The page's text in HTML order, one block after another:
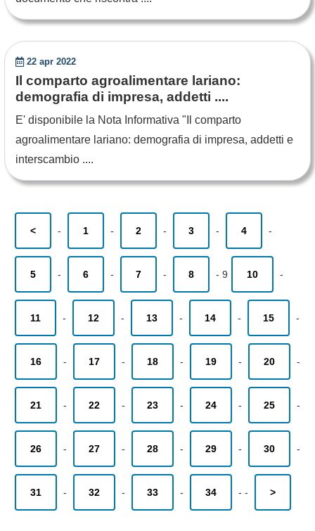
22 apr 2022
Il comparto agroalimentare lariano:
demografia di impresa, addetti ....
E' disponibile la Nota Informativa "Il comparto
agroalimentare lariano: demografia di impresa, addetti e
interscambio ....
< - 1 - 2 - 3 - 4 -
5 - 6 - 7 - 8 - 9 10 -
11 - 12 - 13 - 14 - 15 -
16 - 17 - 18 - 19 - 20 -
21 - 22 - 23 - 24 - 25 -
26 - 27 - 28 - 29 - 30 -
31 - 32 - 33 - 34 - - >